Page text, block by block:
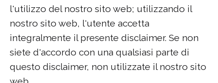
l'utilizzo del nostro sito web; utilizzando il
nostro sito web, l'utente accetta
integralmente il presente disclaimer. Se non
siete d'accordo con una qualsiasi parte di
questo disclaimer, non utilizzate il nostro sito